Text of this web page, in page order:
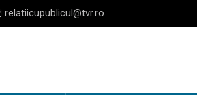
relatiicupublicul@tvr.ro